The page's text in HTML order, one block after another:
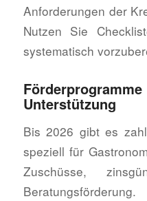
Anforderungen der
Nutzen Sie
systematisch
Unterstützung
Bis 2026 gibt es
speziell für
Zuschüsse,